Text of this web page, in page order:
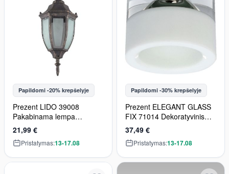
Papildomi -20% krepšelyje
Prezent LIDO 39008
Pakabinama lempa
1x60W/E27 IP33
21,99 €
Pristatymas:13-17.08
Papildomi -30% krepšelyje
Prezent ELEGANT GLASS
FIX 71014 Dekoratyvinis
įmontuojamas apšvietimas
1x40W/G9 IP20
37,49 €
Pristatymas:13-17.08